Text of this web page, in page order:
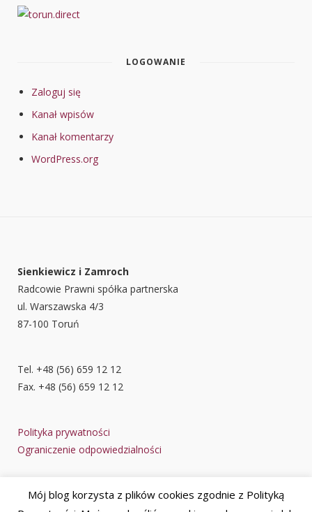
LOGOWANIE
Zaloguj się
Kanał wpisów
Kanał komentarzy
WordPress.org
Sienkiewicz i Zamroch
Radcowie Prawni spółka partnerska
ul. Warszawska 4/3
87-100 Toruń
Tel. +48 (56) 659 12 12
Fax. +48 (56) 659 12 12
Polityka prywatności
Ograniczenie odpowiedzialności
Mój blog korzysta z plików cookies zgodnie z Polityką